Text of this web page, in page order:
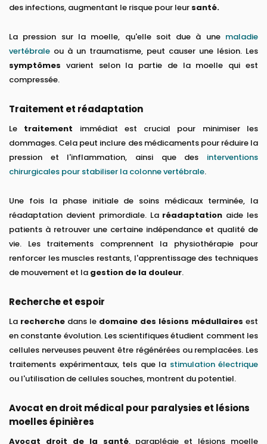
des infections, augmentant le risque pour leur santé.
La pression sur la moelle, qu'elle soit due à une maladie
vertébrale ou à un traumatisme, peut causer une lésion. Les
symptômes varient selon la partie de la moelle qui est
compressée.
Traitement et réadaptation
Le traitement immédiat est crucial pour minimiser les
dommages. Cela peut inclure des médicaments pour réduire la
pression et l'inflammation, ainsi que des interventions
chirurgicales pour stabiliser la colonne vertébrale.
Une fois la phase initiale de soins médicaux terminée, la
réadaptation devient primordiale. La réadaptation aide les
patients à retrouver une certaine indépendance et qualité de
vie. Les traitements comprennent la physiothérapie pour
renforcer les muscles restants, l'apprentissage des techniques
de mouvement et la gestion de la douleur.
Recherche et espoir
La recherche dans le domaine des lésions médullaires est
en constante évolution. Les scientifiques étudient comment les
cellules nerveuses peuvent être régénérées ou remplacées. Les
traitements expérimentaux, tels que la stimulation électrique
ou l'utilisation de cellules souches, montrent du potentiel.
Avocat en droit médical pour paralysies et lésions
moelles épinières
Avocat droit de la santé, paraplégie et lésions moelle